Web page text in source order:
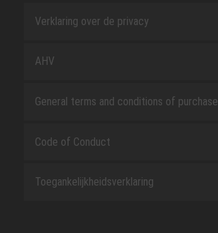
Verklaring over de privacy
AHV
General terms and conditions of purchase
Code of Conduct
Toegankelijkheidsverklaring